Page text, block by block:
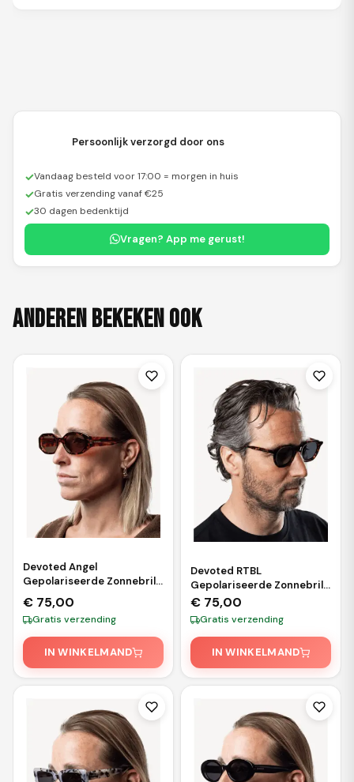
Persoonlijk verzorgd door ons
✓Vandaag besteld voor 17:00 = morgen in huis
✓Gratis verzending vanaf €25
✓30 dagen bedenktijd
Vragen? App me gerust!
Anderen bekeken ook
Devoted Angel
Gepolariseerde Zonnebril
– Brown Tortoise
€ 75,00
Gratis verzending
IN WINKELMAND
Devoted RTBL
Gepolariseerde Zonnebril
– Brown Leopard
€ 75,00
Gratis verzending
IN WINKELMAND